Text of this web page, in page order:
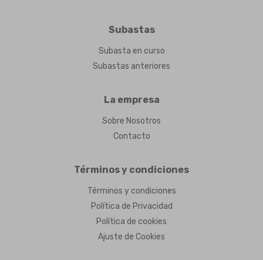
Subastas
Subasta en curso
Subastas anteriores
La empresa
Sobre Nosotros
Contacto
Términos y condiciones
Términos y condiciones
Política de Privacidad
Política de cookies
Ajuste de Cookies